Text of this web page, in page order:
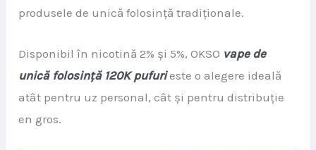
produsele de unică folosință tradiționale.
Disponibil în nicotină 2% și 5%, OKSO vape de
unică folosință 120K pufurieste o alegere ideală
atât pentru uz personal, cât și pentru distribuție
en gros.